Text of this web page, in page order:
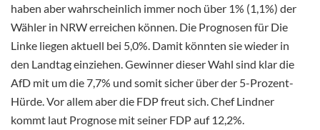
haben aber wahrscheinlich immer noch über 1% (1,1%) der
Wähler in NRW erreichen können. Die Prognosen für Die
Linke liegen aktuell bei 5,0%. Damit könnten sie wieder in
den Landtag einziehen. Gewinner dieser Wahl sind klar die
AfD mit um die 7,7% und somit sicher über der 5-Prozent-
Hürde. Vor allem aber die FDP freut sich. Chef Lindner
kommt laut Prognose mit seiner FDP auf 12,2%.